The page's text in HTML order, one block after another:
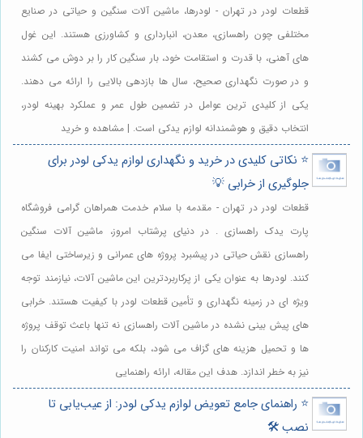
قطعات لودر در تهران - لودرها، ماشین آلات سنگین و حیاتی در صنایع
مختلفی چون راهسازی، معدن، انبارداری و کشاورزی هستند. این غول
های آهنی، با قدرت و استقامت خود، بار سنگین کار را بر دوش می کشند
و در صورت نگهداری صحیح، سال ها بازدهی بالایی را ارائه می دهند.
یکی از کلیدی ترین عوامل در تضمین طول عمر و عملکرد بهینه لودر،
انتخاب دقیق و هوشمندانه لوازم یدکی است. | مشاهده و خرید
⭐️ نکاتی کلیدی در خرید و نگهداری لوازم یدکی لودر برای
جلوگیری از خرابی 💡
قطعات لودر در تهران - مقدمه با سلام خدمت همراهان گرامی فروشگاه
پارت یدک راهسازی . در دنیای پرشتاب امروز، ماشین آلات سنگین
راهسازی نقش حیاتی در پیشبرد پروژه های عمرانی و زیرساختی ایفا می
کنند. لودرها به عنوان یکی از پرکاربردترین این ماشین آلات، نیازمند توجه
ویژه ای در زمینه نگهداری و تأمین قطعات لودر با کیفیت هستند. خرابی
های پیش بینی نشده در ماشین آلات راهسازی نه تنها باعث توقف پروژه
ها و تحمیل هزینه های گزاف می شود، بلکه می تواند امنیت کارکنان را
نیز به خطر اندازد. هدف این مقاله، ارائه راهنمایی
⭐️ راهنمای جامع تعویض لوازم یدکی لودر: از عیب‌یابی تا
نصب 🛠️